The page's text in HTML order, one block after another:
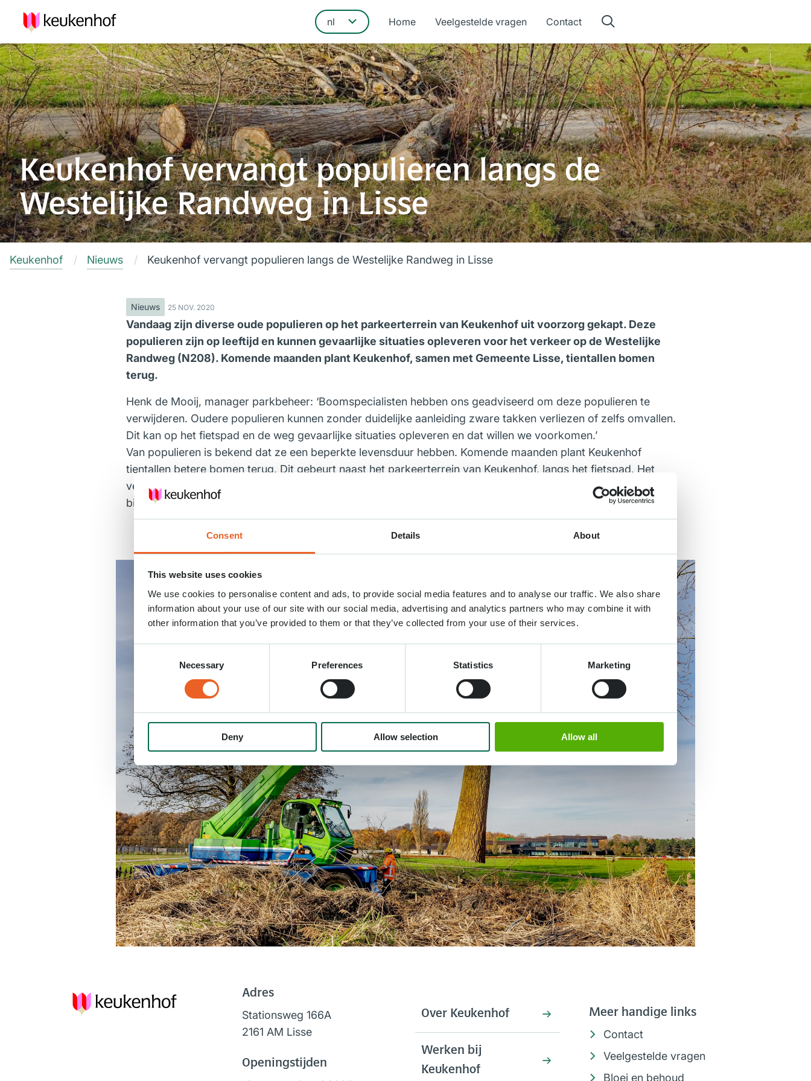
Consent Details About
This website uses cookies
We use cookies to personalise content and ads, to provide social media features and to analyse our traffic. We also share
information about your use of our site with our social media, advertising and analytics partners who may combine it with
other information that you’ve provided to them or that they’ve collected from your use of their services.
Necessary Preferences Statistics Marketing
Deny Allow selection Allow all
Home Veelgestelde vragen Contact
Keukenhof vervangt populieren langs de
Westelijke Randweg in Lisse
Keukenhof Nieuws Keukenhof vervangt populieren langs de Westelijke Randweg in Lisse
Nieuws 25 NOV. 2020
Vandaag zijn diverse oude populieren op het parkeerterrein van Keukenhof uit voorzorg gekapt. Deze
populieren zijn op leeftijd en kunnen gevaarlijke situaties opleveren voor het verkeer op de Westelijke
Randweg (N208). Komende maanden plant Keukenhof, samen met Gemeente Lisse, tientallen bomen
terug.
Henk de Mooij, manager parkbeheer: ‘Boomspecialisten hebben ons geadviseerd om deze populieren te
verwijderen. Oudere populieren kunnen zonder duidelijke aanleiding zware takken verliezen of zelfs omvallen.
Dit kan op het fietspad en de weg gevaarlijke situaties opleveren en dat willen we voorkomen.’
Van populieren is bekend dat ze een beperkte levensduur hebben. Komende maanden plant Keukenhof
tientallen betere bomen terug. Dit gebeurt naast het parkeerterrein van Keukenhof, langs het fietspad. Het
vervangen van de bomen is een van de gezamenlijke projecten van Gemeente Lisse en Keukenhof om de
biodiversiteit te verbeteren. De Westelijke Randweg blijft hierdoor een mooie, groene entree van Lisse.
Adres
Stationsweg 166A
2161 AM Lisse
Openingstijden
Over Keukenhof
Werken bij
Keukenhof
Meer handige links
Contact
Veelgestelde vragen
Bloei en behoud